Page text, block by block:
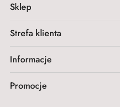
Sklep
Strefa klienta
Informacje
Promocje